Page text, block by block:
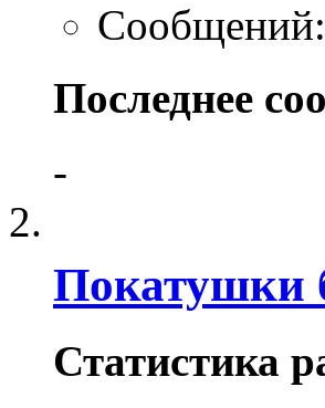
Последнее
-
Покатушки
Статистика